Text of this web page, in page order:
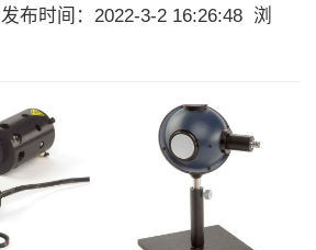
发布时间：2022-3-2 16:26:48 浏